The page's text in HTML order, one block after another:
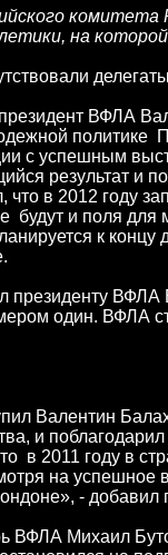
на
ВФЛА
политике
с успешным
результат и
что в 2012 году
будут и поля для
к
президенту ВФЛА
один. ВФЛА
Валентин
и
в 2011 году в
на успешное
- добавил
ВФЛА Михаил